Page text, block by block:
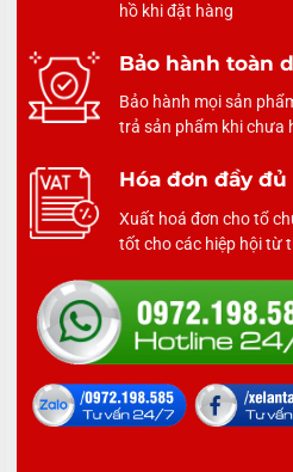
hồ khi đặt hàng
Bảo hành toàn
Bảo hành mọi sản
trả sản phẩm khi chưa
Hóa đơn đầy đủ
Xuất hoá đơn cho tổ
tốt cho các hiệp hội từ